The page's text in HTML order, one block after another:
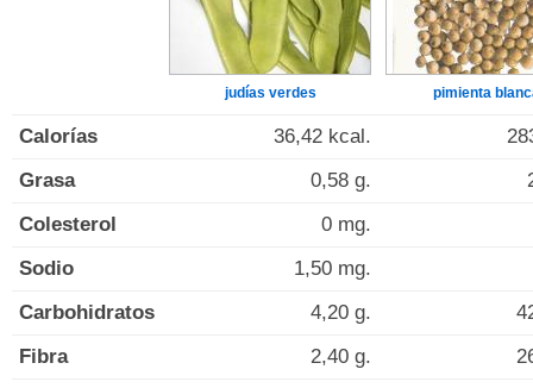
judías verdes pimienta
Calorías 36,42 kcal.
Grasa
0,58 g.
Colesterol
0 mg.
Sodio
1,50 mg.
Carbohidratos
4,20 g.
Fibra
2,40 g.